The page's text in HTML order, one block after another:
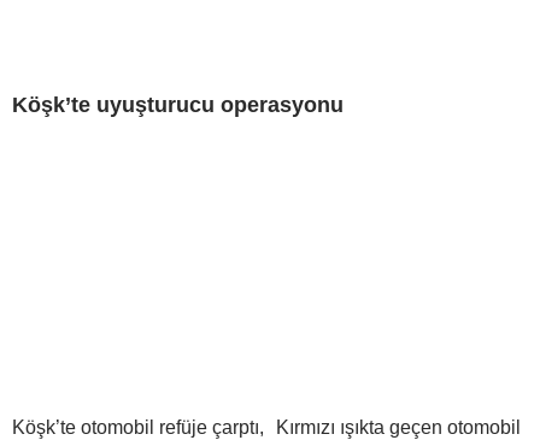
Köşk’te uyuşturucu operasyonu
Köşk’te otomobil refüje çarptı,
Kırmızı ışıkta geçen otomobil